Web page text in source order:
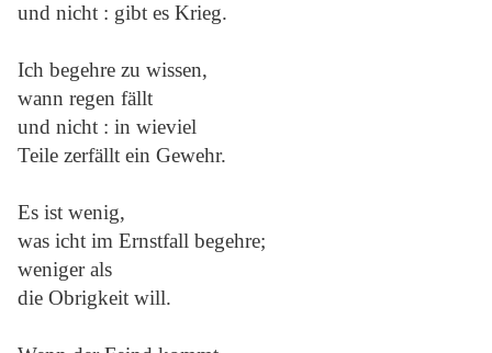
und nicht : gibt es Krieg.
Ich begehre zu wissen,
wann regen fällt
und nicht : in wieviel
Teile zerfällt ein Gewehr.
Es ist wenig,
was icht im Ernstfall begehre;
weniger als
die Obrigkeit will.